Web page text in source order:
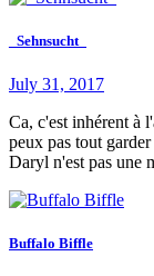
_Sehnsucht_
July 31, 2017
Ca, c'est inhérent à
peux pas tout
Daryl n'est pas une
Buffalo Biffle